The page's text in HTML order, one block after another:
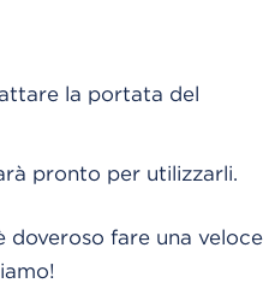
la portata del
pronto per utilizzarli.
doveroso fare una veloce